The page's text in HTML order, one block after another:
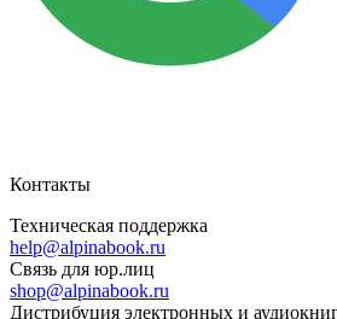
Контакты
Техническая поддержка
help@alpinabook.ru
Связь для юр.лиц
shop@alpinabook.ru
Дистрибуция электронных и